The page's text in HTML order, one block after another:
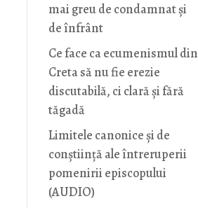
mai greu de condamnat și
de înfrânt
Ce face ca ecumenismul din
Creta să nu fie erezie
discutabilă, ci clară și fără
tăgadă
Limitele canonice și de
conștiință ale întreruperii
pomenirii episcopului
(AUDIO)